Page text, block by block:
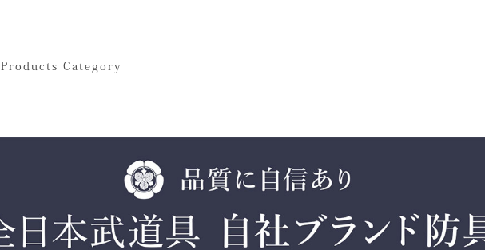
Products Category